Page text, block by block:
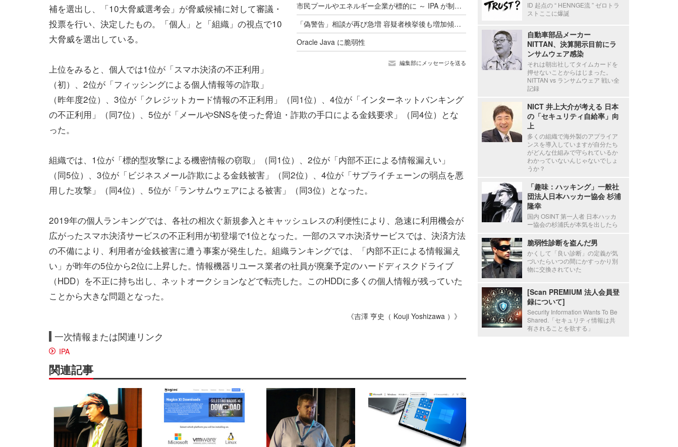
市民プールやエネルギー企業が標的に ～ IPA が制御システムの最新サイバーインシデント事例を追加
「偽警告」相談が再び急増 容疑者検挙後も増加傾向が続く ～ 2026年第2四半期 IPA 情報セキュリティ安心相談窓口の相談状況
Oracle Java に脆弱性
編集部にメッセージを送る
補を選出し、「10大脅威選考会」が脅威候補に対して審議・
投票を行い、決定したもの。「個人」と「組織」の視点で10
大脅威を選出している。
上位をみると、個人では1位が「スマホ決済の不正利用」
（初）、2位が「フィッシングによる個人情報等の詐取」
（昨年度2位）、3位が「クレジットカード情報の不正利用」（同1位）、4位が「インターネットバンキング
の不正利用」（同7位）、5位が「メールやSNSを使った脅迫・詐欺の手口による金銭要求」（同4位）とな
った。
組織では、1位が「標的型攻撃による機密情報の窃取」（同1位）、2位が「内部不正による情報漏えい」
（同5位）、3位が「ビジネスメール詐欺による金銭被害」（同2位）、4位が「サプライチェーンの弱点を悪
用した攻撃」（同4位）、5位が「ランサムウェアによる被害」（同3位）となった。
2019年の個人ランキングでは、各社の相次ぐ新規参入とキャッシュレスの利便性により、急速に利用機会が
広がったスマホ決済サービスの不正利用が初登場で1位となった。一部のスマホ決済サービスでは、決済方法
の不備により、利用者が金銭被害に遭う事案が発生した。組織ランキングでは、「内部不正による情報漏え
い」が昨年の5位から2位に上昇した。情報機器リユース業者の社員が廃棄予定のハードディスクドライブ
（HDD）を不正に持ち出し、ネットオークションなどで転売した。このHDDに多くの個人情報が残っていた
ことから大きな問題となった。
《吉澤 亨史（ Kouji Yoshizawa ）》
一次情報または関連リンク
IPA
関連記事
ID 起点の “ HENNGE流 ” ゼロトラ
ストここに爆誕
自動車部品メーカー
NITTAN、決算開示目前にラ
ンサムウェア感染
それは朝出社してタイムカードを
押せないことからはじまった。
NITTAN vs ランサムウェア 戦い全
記録
NICT 井上大介が考える 日本
の「セキュリティ自給率」向
上
多くの組織で海外製のアプライア
ンスを導入していますが自分たち
がどんな仕組みで守られているか
わかっていないんじゃないでしょ
うか？
「趣味：ハッキング」一般社
団法人日本ハッカー協会 杉浦
隆幸
国内 OSINT 第一人者 日本ハッカ
ー協会の杉浦氏が本気を出したら
脆弱性診断を盗んだ男
かくして「良い診断」の定義が気
づいたらいつの間にかすっかり別
物に交換されていた
[Scan PREMIUM 法人会員登
録について]
Security Information Wants To Be
Shared.「セキュリティ情報は共
有されることを欲する」